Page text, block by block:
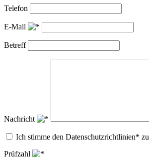
Telefon
E-Mail
Betreff
Nachricht
Ich stimme den Datenschutzrichtlinien* zu
Prüfzahl